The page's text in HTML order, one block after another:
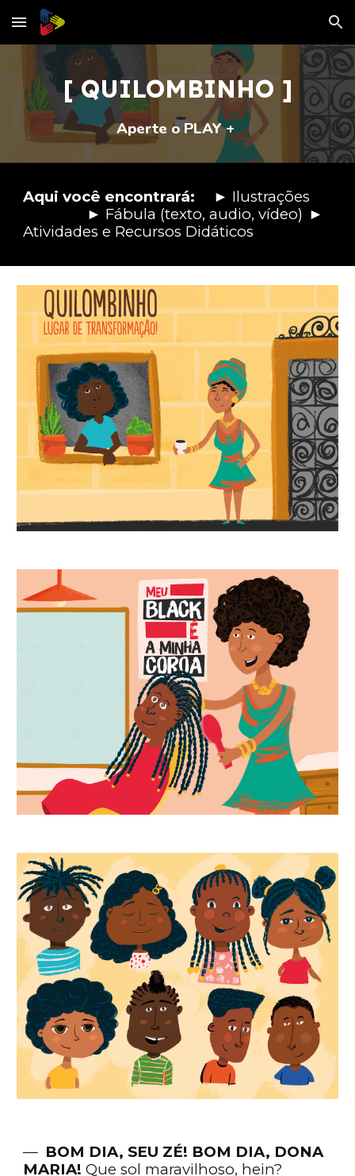
Skip to main content Skip to navigation
[ QUILOMBINHO ]
Aperte o PLAY +
Aqui você encontrará: ► Ilustrações
► Fábula (texto, audio, vídeo) ►
Atividades e Recursos Didáticos
— BOM DIA, SEU ZÉ! BOM DIA, DONA
MARIA!Que sol maravilhoso, hein?